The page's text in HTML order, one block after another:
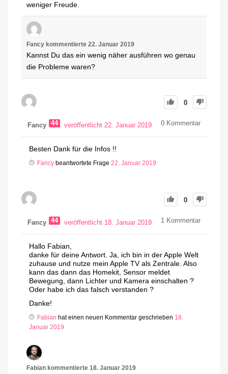
weniger Freude.
Fancy kommentierte 22. Januar 2019
Kannst Du das ein wenig näher ausführen wo genau
die Probleme waren?
0
Fancy 44 veröffentlicht 22. Januar 2019 0 Kommentar
Besten Dank für die Infos !!
Fancy beantwortete Frage 22. Januar 2019
0
Fancy 44 veröffentlicht 18. Januar 2019 1 Kommentar
Hallo Fabian,
danke für deine Antwort. Ja, ich bin in der Apple Welt
zuhause und nutze mein Apple TV als Zentrale. Also
kann das dann das Homekit, Sensor meldet
Bewegung, dann Lichter und Kamera einschalten ?
Oder habe ich das falsch verstanden ?
Danke!
Fabian hat einen neuen Kommentar geschrieben 18.
Januar 2019
Fabian kommentierte 18. Januar 2019